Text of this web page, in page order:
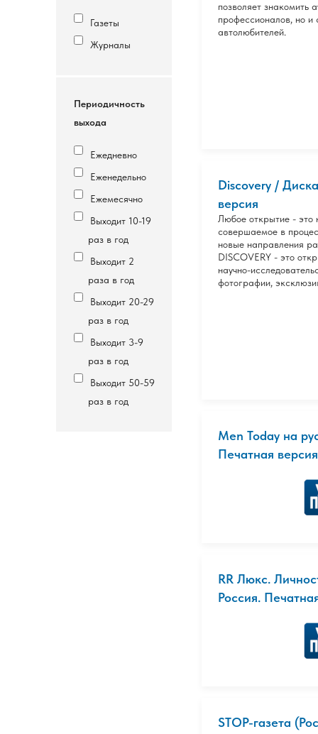
Газеты
Журналы
Периодичность
выхода
Ежедневно
Еженедельно
Ежемесячно
Выходит 10-19
раз в год
Выходит 2
раза в год
Выходит 20-29
раз в год
Выходит 3-9
раз в год
Выходит 50-59
раз в год
позволяет знакомить
профессионалов, но и
автолюбителей.
Discovery /
версия
Любое открытие - это
совершаемое в
новые направления
DISCOVERY - это
научно-
фотографии,
Men Today на
Печатная версия
RR Люкс.
Россия.
STOP-газета